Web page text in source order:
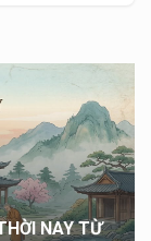
04/07/2026